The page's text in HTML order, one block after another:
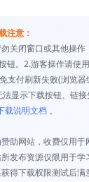
注意：
关闭窗口或其他操作
钮。2.游客操作请使用
支付刷新失败(浏览
显示下载按钮、链
载说明文档 。
助网站，收费仅用
发布资源仅限用于学
得下载权限测试后满